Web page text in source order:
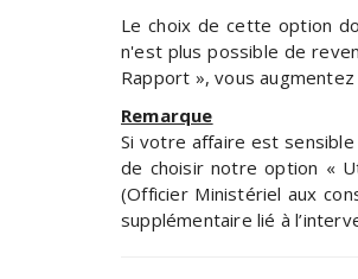
Le choix de cette option
n'est plus possible de
Rapport », vous
Remarque
Si votre affaire est
de choisir notre option «
(Officier Ministériel aux
supplémentaire lié à